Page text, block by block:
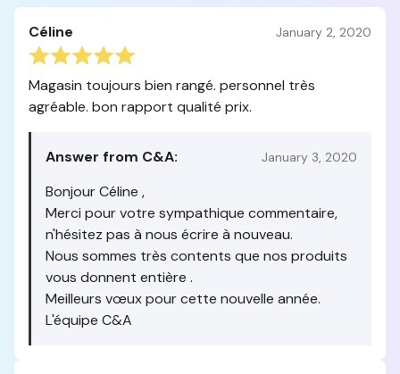
Céline January 2, 2020
Magasin toujours bien rangé. personnel très
agréable. bon rapport qualité prix.
Answer from C&A: January 3, 2020
Bonjour Céline ,
Merci pour votre sympathique commentaire,
n'hésitez pas à nous écrire à nouveau.
Nous sommes très contents que nos produits
vous donnent entière .
Meilleurs vœux pour cette nouvelle année.
L'équipe C&A